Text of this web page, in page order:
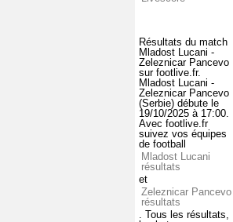
Résultats du match
Mladost Lucani -
Zeleznicar Pancevo
sur footlive.fr.
Mladost Lucani -
Zeleznicar Pancevo
(Serbie) débute le
19/10/2025 à 17:00.
Avec footlive.fr
suivez vos équipes
de football
Mladost Lucani
résultats
et
Zeleznicar Pancevo
résultats
. Tous les résultats,